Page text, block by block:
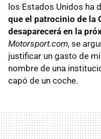
los Estados Unidos ha
que el patrocinio de la
desaparecerá en la
Motorsport.com, se
justificar un gasto de
nombre de una
capó de un coche.